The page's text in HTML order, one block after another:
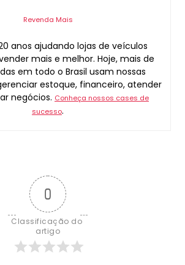
Revenda Mais
anos ajudando lojas de veículos
mais e melhor. Hoje, mais de
em todo o Brasil usam nossas
estoque, financeiro, atender
negócios. Conheça nossos cases de
sucesso.
0
Classificação do
artigo